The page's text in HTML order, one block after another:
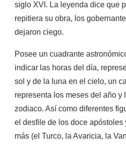
siglo XVI. La leyenda dice que
repitiera su obra, los
dejaron ciego.
Posee un cuadrante
indicar las horas del día,
sol y de la luna en el cielo, un
representa los meses del año y
zodiaco. Así como diferentes
el desfile de los doce apóstoles
más (el Turco, la Avaricia, la